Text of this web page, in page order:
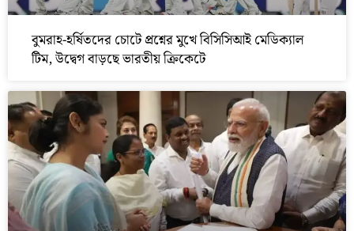
বুমরাহ-হর্ষিতদের চোটে প্রশ্নের মুখে বিসিসিআই মেডিক্যাল
টিম, উদ্বেগ বাড়ছে ভারতীয় ক্রিকেটে